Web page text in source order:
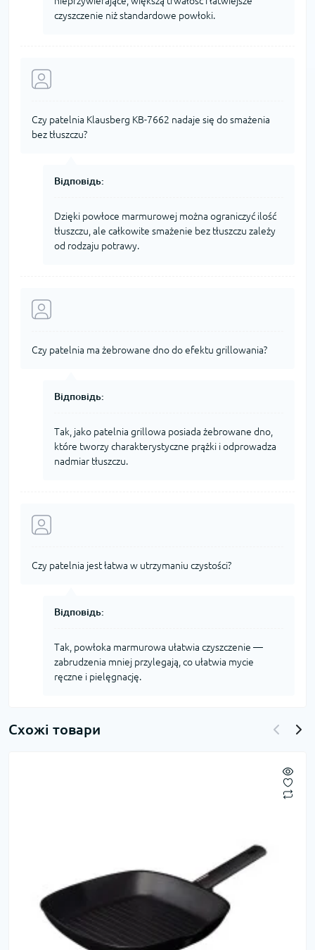
czyszczenie niż standardowe powłoki.
Czy patelnia Klausberg KB-7662 nadaje się do smażenia
bez tłuszczu?
Відповідь:
Dzięki powłoce marmurowej można ograniczyć ilość
tłuszczu, ale całkowite smażenie bez tłuszczu zależy
od rodzaju potrawy.
Czy patelnia ma żebrowane dno do efektu grillowania?
Відповідь:
Tak, jako patelnia grillowa posiada żebrowane dno,
które tworzy charakterystyczne prążki i odprowadza
nadmiar tłuszczu.
Czy patelnia jest łatwa w utrzymaniu czystości?
Відповідь:
Tak, powłoka marmurowa ułatwia czyszczenie —
zabrudzenia mniej przylegają, co ułatwia mycie
ręczne i pielęgnację.
Схожі товари